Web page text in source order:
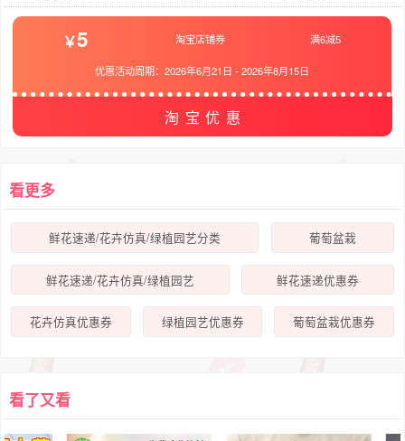
5 淘宝店铺券 满6减5
优惠活动周期：2026年6月21日 -2026年8月15日
淘宝优惠
看更多
鲜花速递/花卉仿真/绿植园艺分类 葡萄盆栽
鲜花速递/花卉仿真/绿植园艺 鲜花速递优惠券
花卉仿真优惠券 绿植园艺优惠券 葡萄盆栽优惠券
看了又看